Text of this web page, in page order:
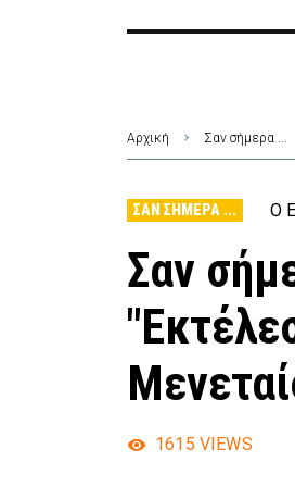
Αρχική Σαν σήμερα ...
ΣΑΝ ΣΉΜΕΡΑ ... Ο
Σαν
1615 VIEWS